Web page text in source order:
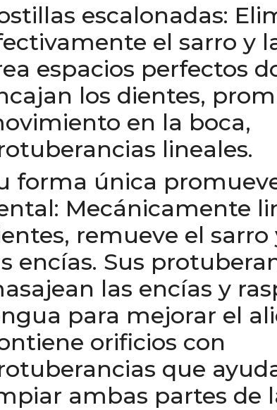
escalonadas:
el sarro y
espacios perfectos
los dientes,
en la boca,
lineales.
forma única
Mecánicamente
remueve el sarro
encías. Sus
las encías y
para mejorar el
orificios con
que
ambas partes de